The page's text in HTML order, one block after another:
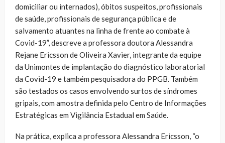
domiciliar ou internados), óbitos suspeitos, profissionais
de saúde, profissionais de segurança pública e de
salvamento atuantes na linha de frente ao combate à
Covid-19”, descreve a professora doutora Alessandra
Rejane Ericsson de Oliveira Xavier, integrante da equipe
da Unimontes de implantação do diagnóstico laboratorial
da Covid-19 e também pesquisadora do PPGB. Também
são testados os casos envolvendo surtos de síndromes
gripais, com amostra definida pelo Centro de Informações
Estratégicas em Vigilância Estadual em Saúde.
Na prática, explica a professora Alessandra Ericsson, “o